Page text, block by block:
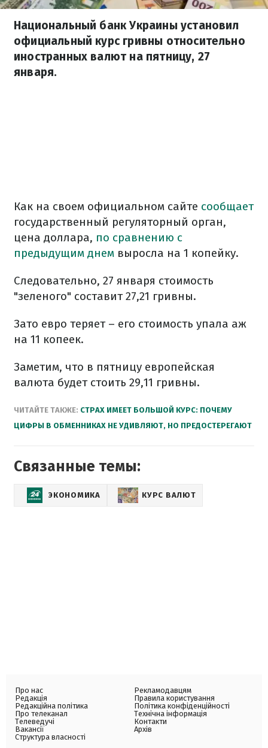
Национальный банк Украины установил
официальный курс гривны относительно
иностранных валют на пятницу, 27
января.
Как на своем официальном сайте сообщает
государственный регуляторный орган,
цена доллара, по сравнению с
предыдущим днем выросла на 1 копейку.
Следовательно, 27 января стоимость
"зеленого" составит 27,21 гривны.
Зато евро теряет – его стоимость упала аж
на 11 копеек.
Заметим, что в пятницу европейская
валюта будет стоить 29,11 гривны.
ЧИТАЙТЕ ТАКЖЕ: СТРАХ ИМЕЕТ БОЛЬШОЙ КУРС: ПОЧЕМУ
ЦИФРЫ В ОБМЕННИКАХ НЕ УДИВЛЯЮТ, НО ПРЕДОСТЕРЕГАЮТ
Связанные темы:
ЭКОНОМИКА КУРС ВАЛЮТ
Про нас
Редакція
Редакційна політика
Про телеканал
Телеведучі
Вакансії
Структура власності
Рекламодавцям
Правила користування
Політика конфіденційності
Технічна інформація
Контакти
Архів